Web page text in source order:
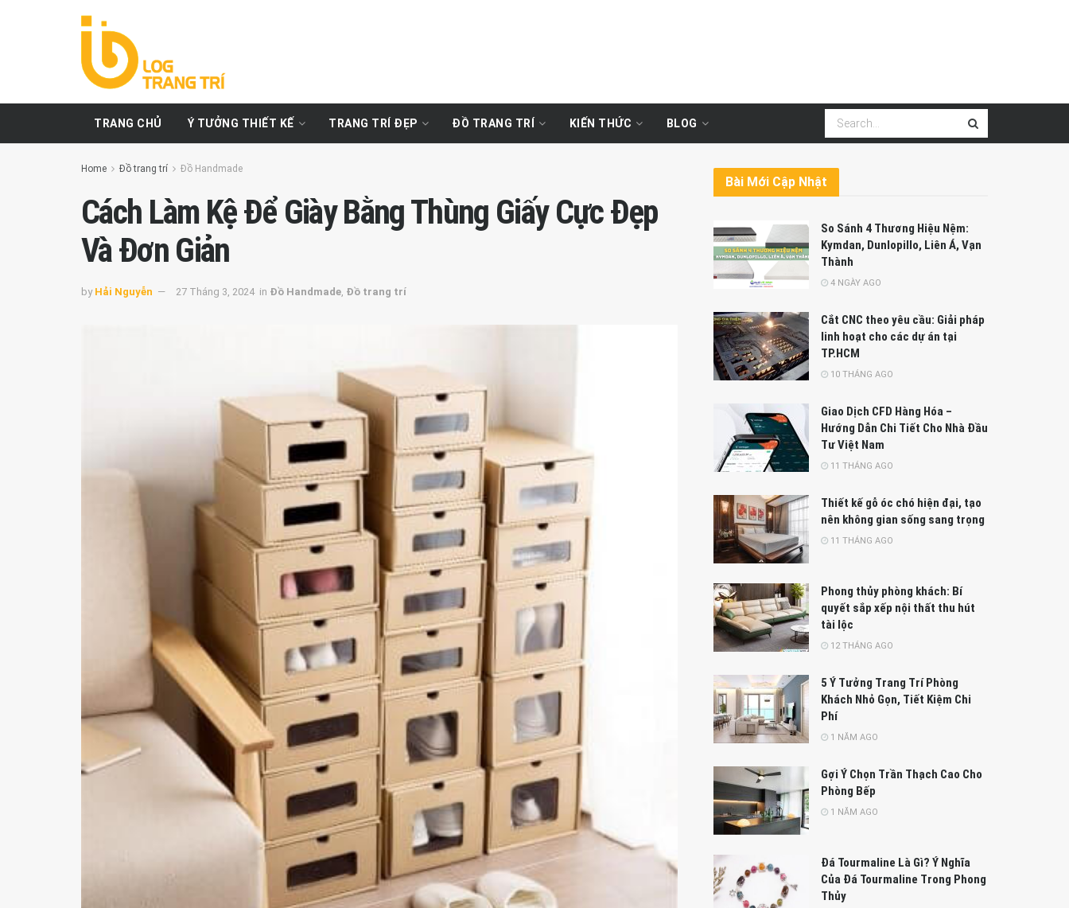
TRANG CHỦ Ý TƯỞNG THIẾT KẾ TRANG TRÍ ĐẸP ĐỒ TRANG TRÍ KIẾN THỨC BLOG
Home Đồ trang trí Đồ Handmade
Cách Làm Kệ Để Giày Bằng Thùng Giấy Cực Đẹp
Và Đơn Giản
by Hải Nguyễn 27 Tháng 3, 2024 in Đồ Handmade Đồ trang trí
Bài Mới Cập Nhật
So Sánh 4 Thương Hiệu Nệm:
Kymdan, Dunlopillo, Liên Á, Vạn
Thành
4 NGÀY AGO
Cắt CNC theo yêu cầu: Giải pháp
linh hoạt cho các dự án tại
TP.HCM
10 THÁNG AGO
Giao Dịch CFD Hàng Hóa –
Hướng Dẫn Chi Tiết Cho Nhà Đầu
Tư Việt Nam
11 THÁNG AGO
Thiết kế gỗ óc chó hiện đại, tạo
nên không gian sống sang trọng
11 THÁNG AGO
Phong thủy phòng khách: Bí
quyết sắp xếp nội thất thu hút
tài lộc
12 THÁNG AGO
5 Ý Tưởng Trang Trí Phòng
Khách Nhỏ Gọn, Tiết Kiệm Chi
Phí
1 NĂM AGO
Gợi Ý Chọn Trần Thạch Cao Cho
Phòng Bếp
1 NĂM AGO
Đá Tourmaline Là Gì? Ý Nghĩa
Của Đá Tourmaline Trong Phong
Thủy